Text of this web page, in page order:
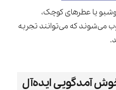
یا عطرهای کوچک،
که می‌توانند تجربه
آمدگویی ایده‌آل